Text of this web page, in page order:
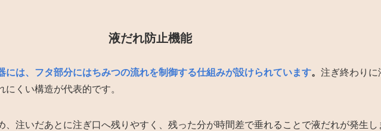
液だれ防止機能
には、フタ部分にはちみつの流れを制御する仕組みが設けられています。 注ぎ終わりに
くい構造が代表的です。
、注いだあとに注ぎ口へ残りやすく、残った分が時間差で垂れることで液だれが発生し